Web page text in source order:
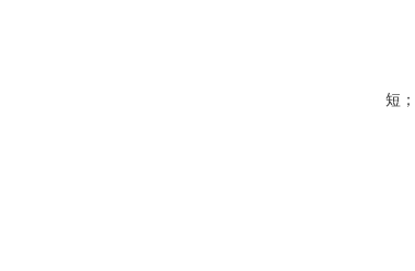
短；